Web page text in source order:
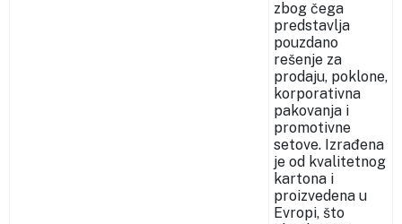
zbog čega
predstavlja
pouzdano
rešenje za
prodaju, poklone,
korporativna
pakovanja i
promotivne
setove. Izrađena
je od kvalitetnog
kartona i
proizvedena u
Evropi, što